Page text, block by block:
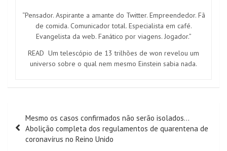
“Pensador. Aspirante a amante do Twitter. Empreendedor. Fã
de comida. Comunicador total. Especialista em café.
Evangelista da web. Fanático por viagens. Jogador.”
READ Um telescópio de 13 trilhões de won revelou um
universo sobre o qual nem mesmo Einstein sabia nada.
de
artigos
Mesmo os casos confirmados não serão isolados…
Abolição completa dos regulamentos de quarentena de
coronavírus no Reino Unido